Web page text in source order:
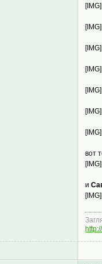
[IMG]
[IMG]
[IMG]
[IMG]
[IMG]
[IMG]
[IMG]
вот
[IMG]
и
[IMG]